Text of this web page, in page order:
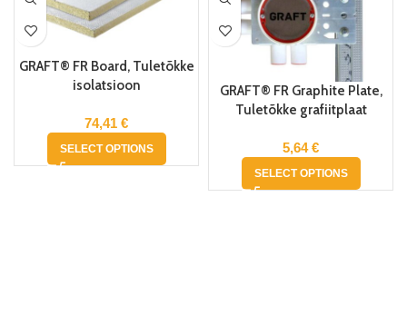
GRAFT® FR Board, Tuletõkke
isolatsioon
€
SELECT OPTIONS
GRAFT® FR Graphite Plate,
Tuletõkke grafiitplaat
€
SELECT OPTIONS